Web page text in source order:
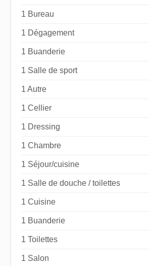
1 Bureau
1 Dégagement
1 Buanderie
1 Salle de sport
1 Autre
1 Cellier
1 Dressing
1 Chambre
1 Séjour/cuisine
1 Salle de douche / toilettes
1 Cuisine
1 Buanderie
1 Toilettes
1 Salon